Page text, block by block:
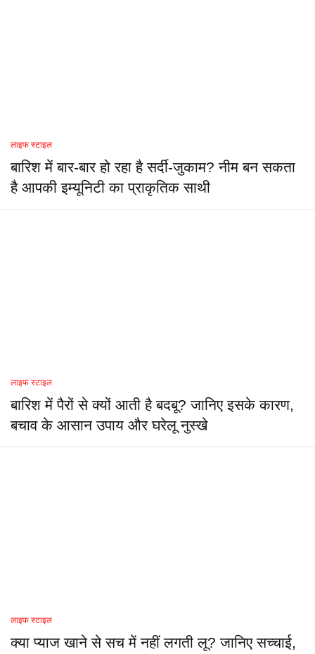
लाइफ स्टाइल
बारिश में बार-बार हो रहा है सर्दी-जुकाम? नीम बन सकता
है आपकी इम्यूनिटी का प्राकृतिक साथी
लाइफ स्टाइल
बारिश में पैरों से क्यों आती है बदबू? जानिए इसके कारण,
बचाव के आसान उपाय और घरेलू नुस्खे
लाइफ स्टाइल
क्या प्याज खाने से सच में नहीं लगती लू? जानिए सच्चाई,